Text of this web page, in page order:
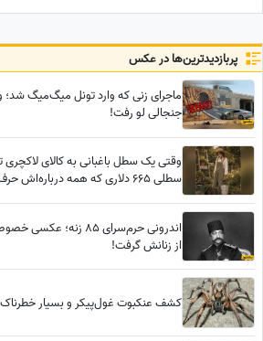
حسینی، مارال بنی آدم، ستاره
اسکندری و...
پربازدید‌ترین‌ها در عکس
ماجرای زنی که وارد تونل میگ‌میگ
جنجالی لو رفت!
وقتی یک سطل باغبانی به کالای
سطلی 665 دلاری که همه درباره‌اش حرف می‌زنند +عکس
اندرونی حرم‌سرای 85
از زنانش گرفت!
کشف عنکبوت غول‌پیکر و بسیار خطرناک پس از 25 سال